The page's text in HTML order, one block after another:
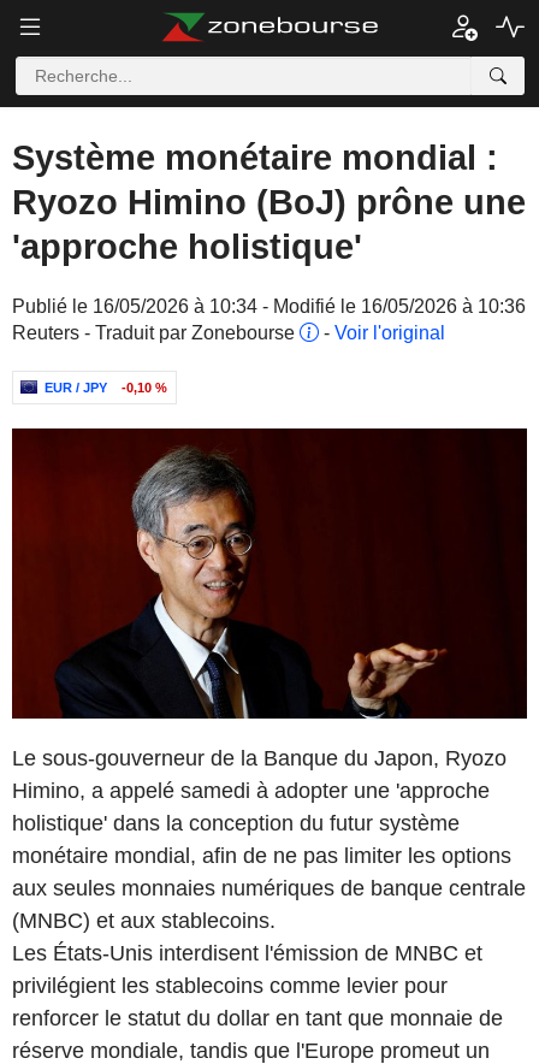
Système monétaire mondial :
Ryozo Himino (BoJ) prône une
'approche holistique'
Publié le 16/05/2026 à 10:34 - Modifié le 16/05/2026 à 10:36
Reuters - Traduit par Zonebourse
- Voir l'original
EUR / JPY -0,10 %
Le sous-gouverneur de la Banque du Japon, Ryozo
Himino, a appelé samedi à adopter une 'approche
holistique' dans la conception du futur système
monétaire mondial, afin de ne pas limiter les options
aux seules monnaies numériques de banque centrale
(MNBC) et aux stablecoins.
Les États-Unis interdisent l'émission de MNBC et
privilégient les stablecoins comme levier pour
renforcer le statut du dollar en tant que monnaie de
réserve mondiale, tandis que l'Europe promeut un